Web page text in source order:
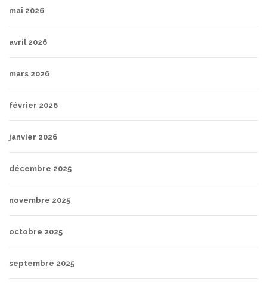
mai 2026
avril 2026
mars 2026
février 2026
janvier 2026
décembre 2025
novembre 2025
octobre 2025
septembre 2025